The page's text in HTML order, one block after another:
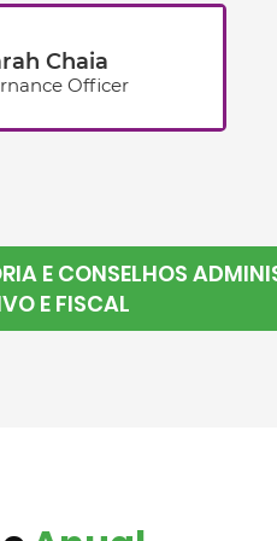
Chaia
Officer
E CONSELHOS
E FISCAL